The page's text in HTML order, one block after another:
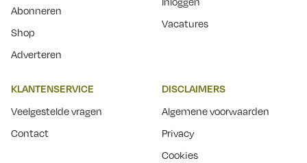
Abonneren
Shop
Adverteren
Vacatures
KLANTENSERVICE
Veelgestelde vragen
Contact
DISCLAIMERS
Algemene voorwaarden
Privacy
Cookies